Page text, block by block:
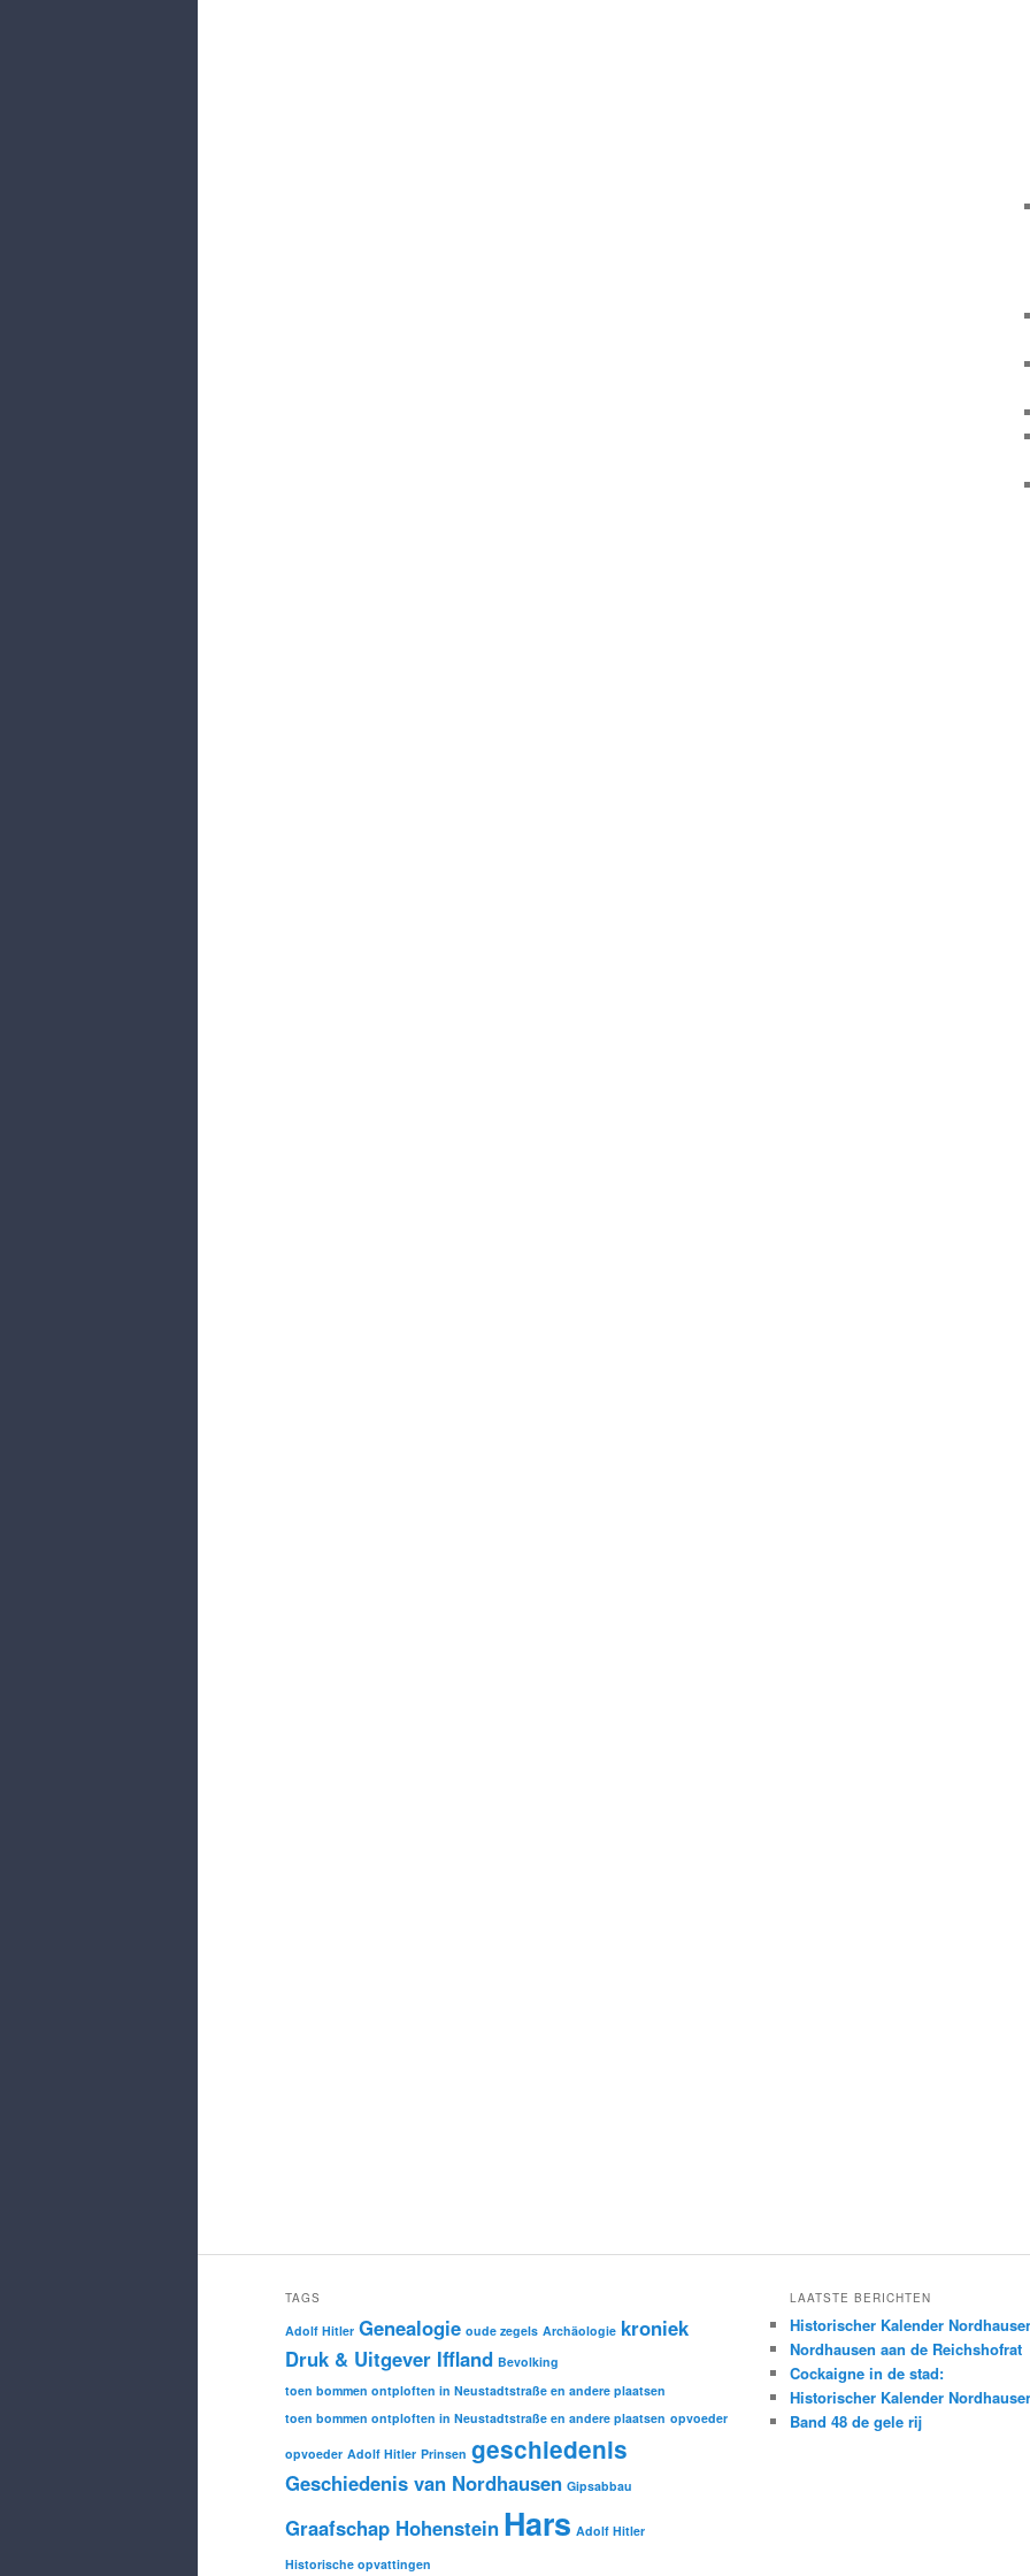
TAGS
Adolf Hitler Genealogie oude zegels Archäologie kroniek
Druk & Uitgever Iffland Bevolking
toen bommen ontploften in Neustadtstraße en andere plaatsen
toen bommen ontploften in Neustadtstraße en andere plaatsen opvoeder
opvoeder Adolf Hitler Prinsen geschiedenis
Geschiedenis van Nordhausen Gipsabbau
Graafschap Hohenstein Hars Adolf Hitler
Historische opvattingen
LAATSTE BERICHTEN
Historischer Kalender
Nordhausen aan de Reichshofrat
Cockaigne in de stad:
Historischer Kalender
Band 48 de gele rij